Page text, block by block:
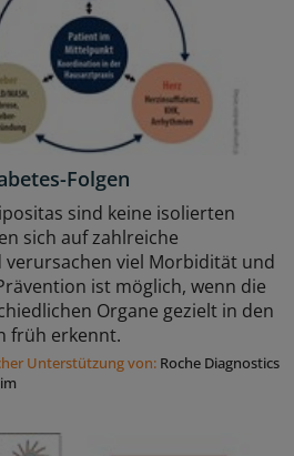
Folgen
sind keine isolierten
sich auf zahlreiche
verursachen viel Morbidität und
ist möglich, wenn die
Organe gezielt in den
früh erkennt.
Unterstützung von: Roche Diagnostics